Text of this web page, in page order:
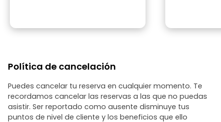
Política de cancelación
Puedes cancelar tu reserva en cualquier momento. Te
recordamos cancelar las reservas a las que no puedas
asistir. Ser reportado como ausente disminuye tus
puntos de nivel de cliente y los beneficios que ello